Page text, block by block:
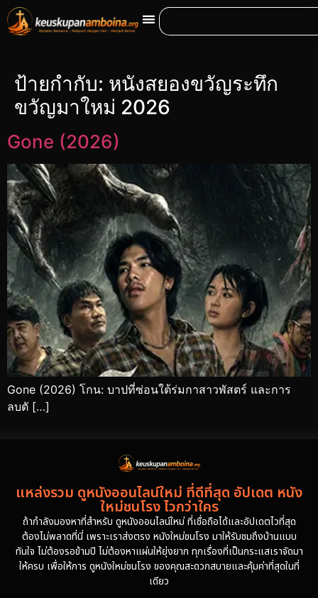
ป้ายกำกับ: หนังสยองขวัญระทึก
ขวัญมาใหม่ 2026
Gone (2026)
Gone (2026) โกน: บาปที่ซ่อนใต้ร่มกาสาวพัสตร์ และการ
ลบตั […]
แหล่งรวม ดูหนังออนไลน์ใหม่ ที่ดีที่สุด อัปเดต หนัง
ใหม่ชนโรง ไวกว่าใคร
ถ้ากำลังมองหาที่สำหรับ ดูหนังออนไลน์ใหม่ ที่เชื่อถือได้และอัปเดตไวที่สุด
ต้องไม่พลาดที่นี่ เพราะเราส่งตรง หนังใหม่ชนโรง มาให้รับชมถึงบ้านแบบ
ทันใจ ไม่ต้องรอข้ามปี ไม่ต้องหาแผ่นให้ยุ่งยาก ทุกเรื่องที่เป็นกระแสเราจัดมา
ให้ครบ เพื่อให้การ ดูหนังใหม่ชนโรง ของคุณสะดวกสบายและคุ้มค่าที่สุดในที่
เดียว